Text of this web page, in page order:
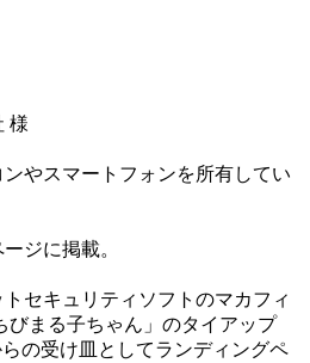
様
やスマートフォンを所有してい
ジに掲載。
セキュリティソフトのマカフィ
びまる子ちゃん」のタイアップ
の受け皿としてランディングペ